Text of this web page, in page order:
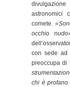
astronomici
comete.
occhio
con sede ad
preoccupa di
chi è